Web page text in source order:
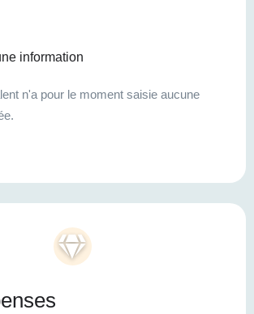
information
n'a pour le moment saisie aucune